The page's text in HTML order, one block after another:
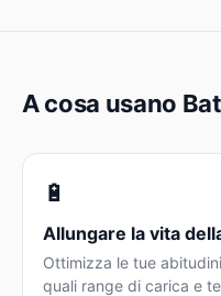
A cosa usano
🔋
Allungare la vita
Ottimizza le tue
quali range di carica e